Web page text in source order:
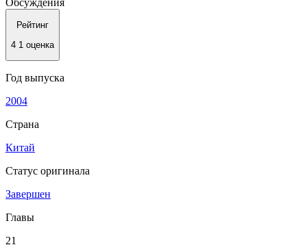
Рейтинг
4 1 оценка
Год выпуска
2004
Страна
Китай
Статус оригинала
Завершен
Главы
21